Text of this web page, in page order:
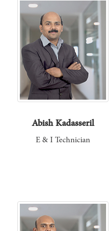
Abish Kadasseril
E & I Technician